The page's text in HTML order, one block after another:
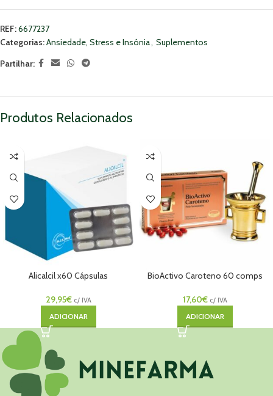
REF:6677237
Categorias:Ansiedade, Stress e Insónia, Suplementos
Partilhar:
Produtos Relacionados
Alicalcil x60 Cápsulas
29,95€ c/ IVA
ADICIONAR
BioActivo Caroteno 60 comps
17,60€ c/ IVA
ADICIONAR